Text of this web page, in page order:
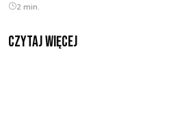
2 min.
czytaj więcej